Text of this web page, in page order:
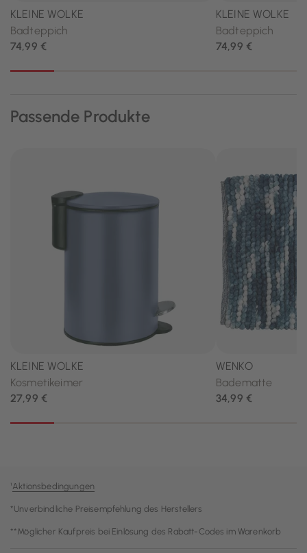
¹Aktionsbedingungen
*Unverbindliche Preisempfehlung des Herstellers
**Möglicher Kaufpreis bei Einlösung des Rabatt-Codes im Warenkorb